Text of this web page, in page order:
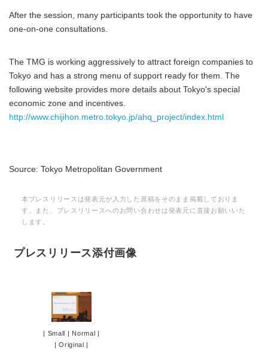
After the session, many participants took the opportunity to have
one-on-one consultations.
The TMG is working aggressively to attract foreign companies to
Tokyo and has a strong menu of support ready for them. The
following website provides more details about Tokyo's special
economic zone and incentives.
http://www.chijihon.metro.tokyo.jp/ahq_project/index.html
Source: Tokyo Metropolitan Government
本プレスリリースは発表元が入力した原稿をそのまま掲載しておりま
す。また、プレスリリースへのお問い合わせは発表元に直接お願いいた
します。
プレスリリース添付画像
| Small | Normal |
|Original |